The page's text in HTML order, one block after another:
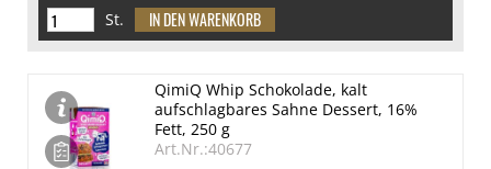
St.
QimiQ Whip Schokolade, kalt
aufschlagbares Sahne Dessert, 16%
Fett, 250 g
Art.Nr.:40677